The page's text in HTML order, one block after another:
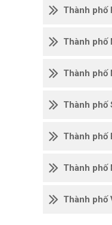
Thành phố
Thành phố
Thành phố
Thành phố
Thành phố
Thành phố
Thành phố